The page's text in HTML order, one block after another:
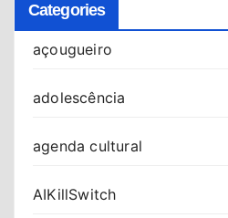
Categories
açougueiro
adolescência
agenda cultural
AIKillSwitch